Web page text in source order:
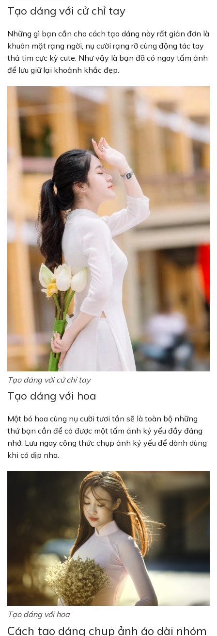
Tạo dáng với cử chỉ tay
Những gì bạn cần cho cách tạo dáng này rất giản đơn là
khuôn mặt rạng ngời, nụ cười rạng rỡ cùng động tác tay
thả tim cực kỳ cute. Như vậy là bạn đã có ngay tấm ảnh
để lưu giữ lại khoảnh khắc đẹp.
Tạo dáng với cử chỉ tay
Tạo dáng với hoa
Một bó hoa cùng nụ cười tươi tắn sẽ là toàn bộ những
thứ bạn cần để có được một tấm ảnh kỷ yếu đầy đáng
nhớ. Lưu ngay công thức chụp ảnh kỷ yếu để dành dùng
khi có dịp nha.
Tạo dáng với hoa
Cách tạo dáng chụp ảnh áo dài nhóm